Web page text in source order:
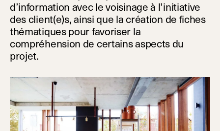
d’information avec le voisinage à l’initiative
des client(e)s, ainsi que la création de fiches
thématiques pour favoriser la
compréhension de certains aspects du
projet.